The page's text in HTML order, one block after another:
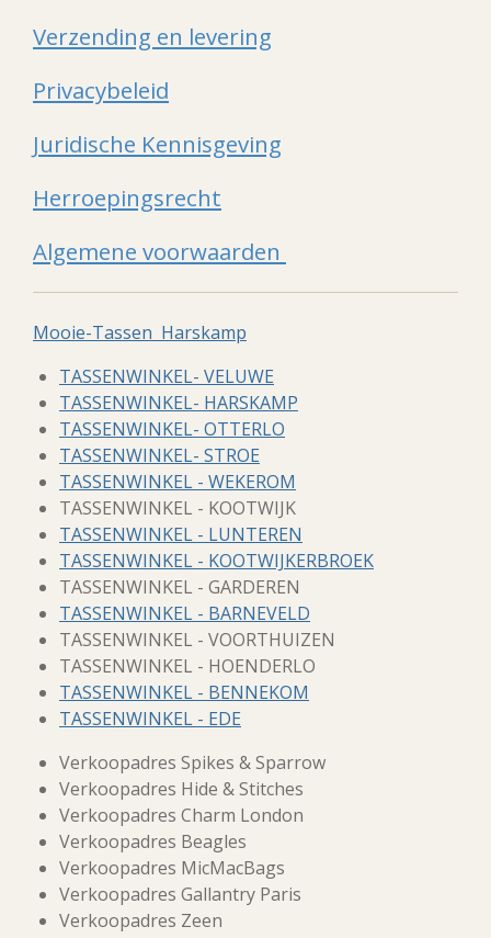
Verzending en levering
Privacybeleid
Juridische Kennisgeving
Herroepingsrecht
Algemene voorwaarden
Mooie-Tassen Harskamp
TASSENWINKEL- VELUWE
TASSENWINKEL- HARSKAMP
TASSENWINKEL- OTTERLO
TASSENWINKEL- STROE
TASSENWINKEL - WEKEROM
TASSENWINKEL - KOOTWIJK
TASSENWINKEL - LUNTEREN
TASSENWINKEL - KOOTWIJKERBROEK
TASSENWINKEL - GARDEREN
TASSENWINKEL - BARNEVELD
TASSENWINKEL - VOORTHUIZEN
TASSENWINKEL - HOENDERLO
TASSENWINKEL - BENNEKOM
TASSENWINKEL - EDE
Verkoopadres Spikes & Sparrow
Verkoopadres Hide & Stitches
Verkoopadres Charm London
Verkoopadres Beagles
Verkoopadres MicMacBags
Verkoopadres Gallantry Paris
Verkoopadres Zeen